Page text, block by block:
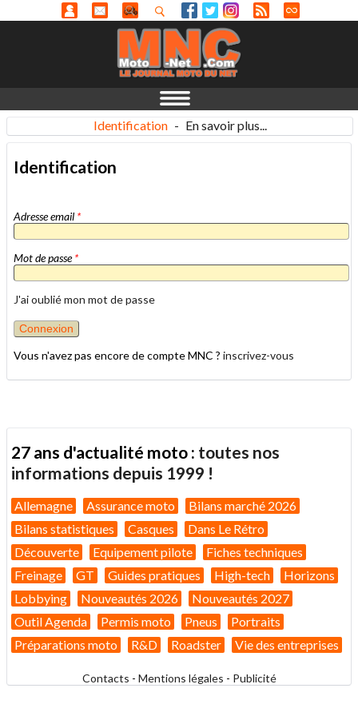
Identification - En savoir plus...
Identification
Adresse email *
Mot de passe*
J'ai oublié mon mot de passe
Vous n'avez pas encore de compte MNC ? inscrivez-vous
27 ans d'actualité moto : toutes nos
informations depuis 1999 !
Allemagne Assurance moto
Bilans marché 2026
Bilans statistiques
Casques
Dans Le Rétro
Découverte
Equipement pilote
Fiches techniques
Freinage
GT Guides pratiques High-tech
Horizons
Lobbying
Nouveautés 2026
Nouveautés 2027
Outil Agenda
Permis moto Pneus
Portraits
Préparations moto
R&D Roadster Vie des entreprises
Contacts - Mentions légales - Publicité